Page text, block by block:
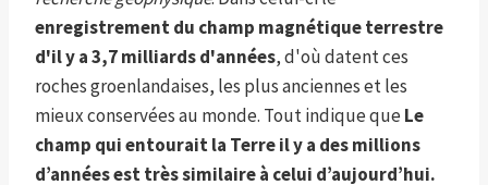
enregistrement du champ magnétique terrestre
d'il y a 3,7 milliards d'années, d'où datent ces
roches groenlandaises, les plus anciennes et les
mieux conservées au monde. Tout indique que Le
champ qui entourait la Terre il y a des millions
d’années est très similaire à celui d’aujourd’hui.